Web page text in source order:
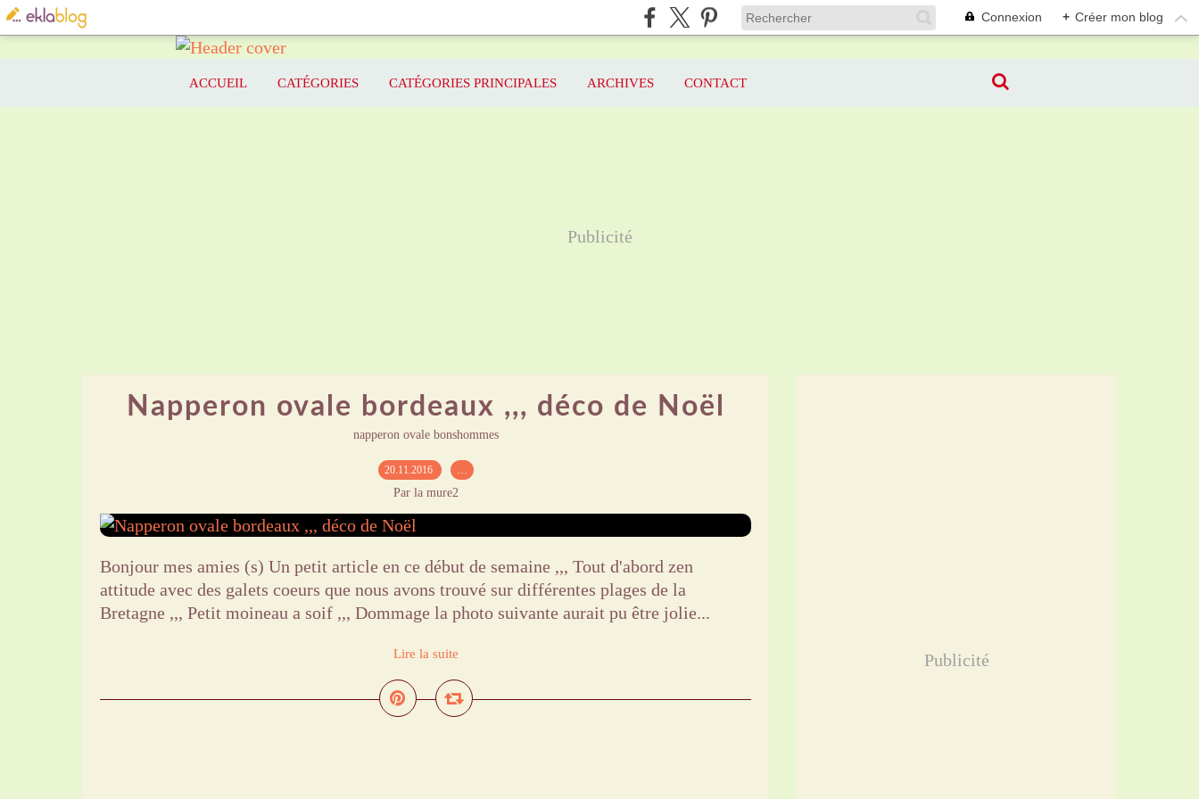
Connexion + Créer mon blog
ACCUEIL CATÉGORIES CATÉGORIES PRINCIPALES ARCHIVES CONTACT
Publicité
Napperon ovale bordeaux ,,, déco de Noël
napperon ovale bonshommes
20.11.2016 …
Par la mure2
Bonjour mes amies (s) Un petit article en ce début de semaine ,,, Tout d'abord zen
attitude avec des galets coeurs que nous avons trouvé sur différentes plages de la
Bretagne ,,, Petit moineau a soif ,,, Dommage la photo suivante aurait pu être jolie...
Lire la suite Publicité